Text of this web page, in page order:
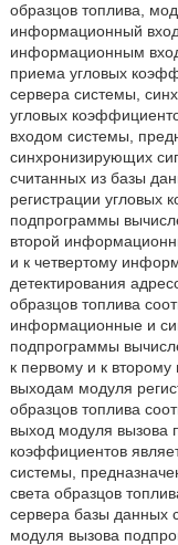
образцов топлива,
информационный вход
информационным
приема угловых
сервера системы,
угловых
входом системы,
синхронизирующих
считанных из базы
регистрации угловых
подпрограммы
второй
и к четвертому
детектирования
образцов топлива
информационные и
подпрограммы
к первому и к
выходам модуля
образцов топлива
выход модуля вызова
коэффициентов
системы,
света образцов
сервера базы данных
модуля вызова